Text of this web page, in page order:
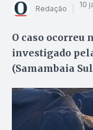
Redação 10
O caso ocorreu
investigado
(Samambaia